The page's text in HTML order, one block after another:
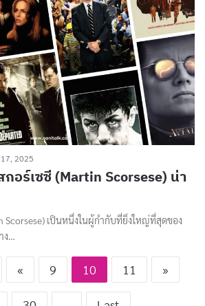
2025
อร์เซซี (Martin Scorsese) น่า
Scorsese) เป็นหนึ่งในผู้กำกับที่ยิ่งใหญ่ที่สุดของ
ง…
« 9 10 11 »